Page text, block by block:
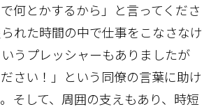
何とかするから」と言ってくださ
れた時間の中で仕事をこなさなけ
うプレッシャーもありましたが
ださい！」という同僚の言葉に助け
そして、周囲の支えもあり、時短